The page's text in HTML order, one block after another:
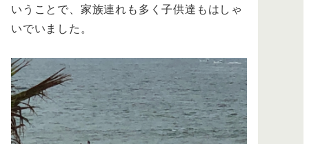
いうことで、家族連れも多く子供達もはしゃ
いでいました。